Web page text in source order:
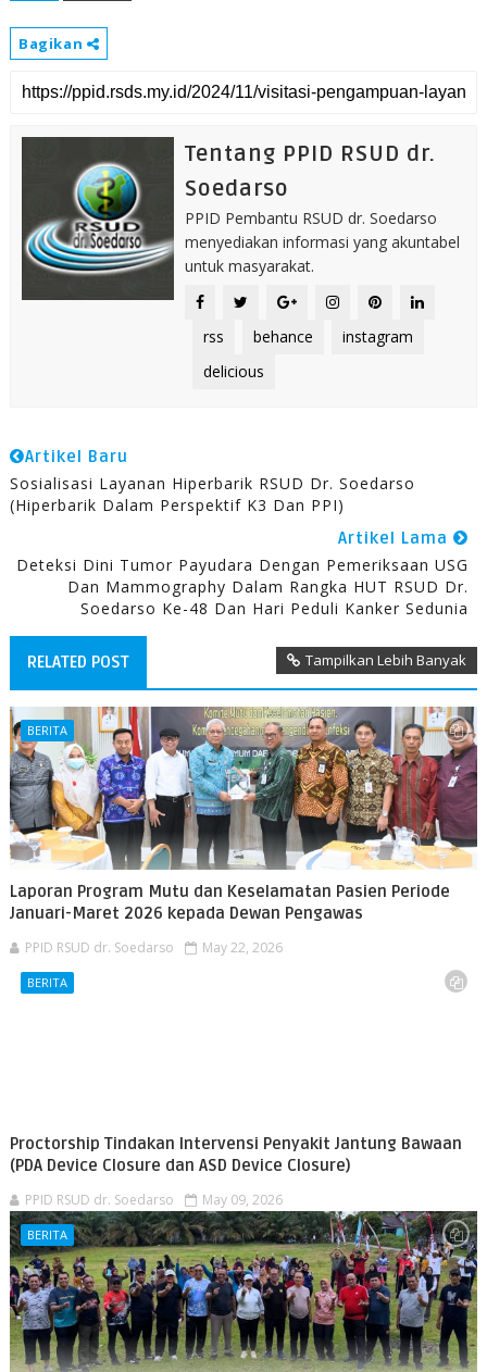
Bagikan
Tentang PPID RSUD dr.
Soedarso
PPID Pembantu RSUD dr. Soedarso
menyediakan informasi yang akuntabel
untuk masyarakat.
rss behance
instagram
delicious
Artikel Baru
Sosialisasi Layanan Hiperbarik RSUD Dr. Soedarso
(Hiperbarik Dalam Perspektif K3 Dan PPI)
Artikel Lama
Deteksi Dini Tumor Payudara Dengan Pemeriksaan USG
Dan Mammography Dalam Rangka HUT RSUD Dr.
Soedarso Ke-48 Dan Hari Peduli Kanker Sedunia
RELATED POST Tampilkan Lebih Banyak
BERITA
Laporan Program Mutu dan Keselamatan Pasien Periode
Januari-Maret 2026 kepada Dewan Pengawas
PPID RSUD dr. Soedarso May 22, 2026
BERITA
Proctorship Tindakan Intervensi Penyakit Jantung Bawaan
(PDA Device Closure dan ASD Device Closure)
PPID RSUD dr. Soedarso May 09, 2026
BERITA